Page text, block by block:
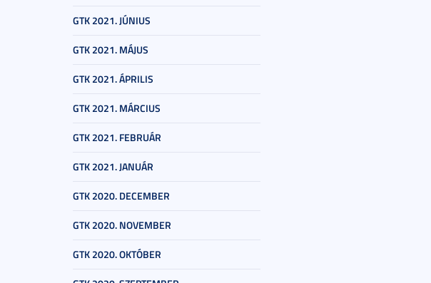
GTK 2021. JÚNIUS
GTK 2021. MÁJUS
GTK 2021. ÁPRILIS
GTK 2021. MÁRCIUS
GTK 2021. FEBRUÁR
GTK 2021. JANUÁR
GTK 2020. DECEMBER
GTK 2020. NOVEMBER
GTK 2020. OKTÓBER